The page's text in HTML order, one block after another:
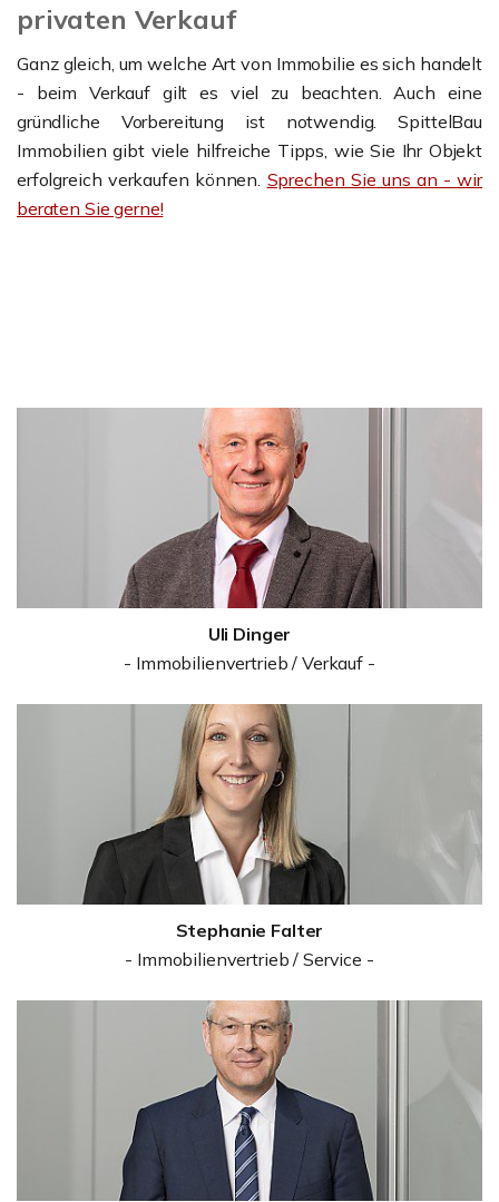
privaten Verkauf
Ganz gleich, um welche Art von Immobilie es sich handelt
- beim Verkauf gilt es viel zu beachten. Auch eine
gründliche Vorbereitung ist notwendig. SpittelBau
Immobilien gibt viele hilfreiche Tipps, wie Sie Ihr Objekt
erfolgreich verkaufen können. Sprechen Sie uns an - wir
beraten Sie gerne!
Uli Dinger
- Immobilienvertrieb / Verkauf -
Stephanie Falter
- Immobilienvertrieb / Service -